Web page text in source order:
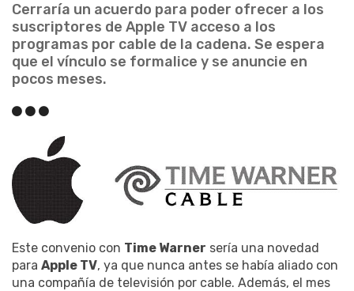
Cerraría un acuerdo para poder ofrecer a los
suscriptores de Apple TV acceso a los
programas por cable de la cadena. Se espera
que el vínculo se formalice y se anuncie en
pocos meses.
Este convenio con Time Warner sería una novedad
para Apple TV, ya que nunca antes se había aliado con
una compañía de televisión por cable. Además, el mes